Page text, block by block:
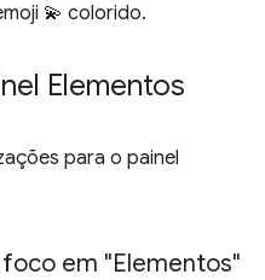
💫 colorido.
Elementos
para o painel
em "Elementos"